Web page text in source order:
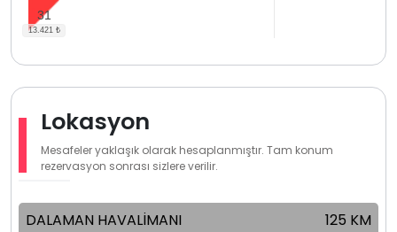
31
Lokasyon
Mesafeler yaklaşık olarak hesaplanmıştır. Tam konum
rezervasyon sonrası sizlere verilir.
DALAMAN HAVALİMANI 125 KM